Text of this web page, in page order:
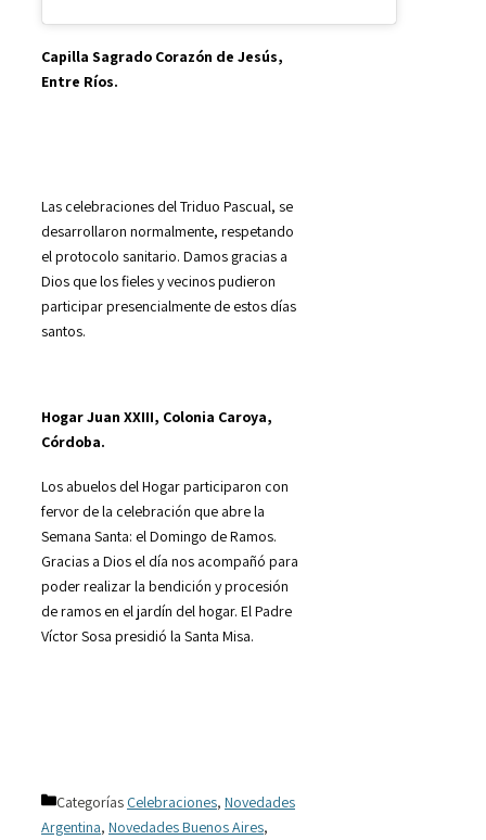
Capilla Sagrado Corazón de Jesús,
Entre Ríos.
Las celebraciones del Triduo Pascual, se
desarrollaron normalmente, respetando
el protocolo sanitario. Damos gracias a
Dios que los fieles y vecinos pudieron
participar presencialmente de estos días
santos.
Hogar Juan XXIII, Colonia Caroya,
Córdoba.
Los abuelos del Hogar participaron con
fervor de la celebración que abre la
Semana Santa: el Domingo de Ramos.
Gracias a Dios el día nos acompañó para
poder realizar la bendición y procesión
de ramos en el jardín del hogar. El Padre
Víctor Sosa presidió la Santa Misa.
Categorías Celebraciones, Novedades
Argentina, Novedades Buenos Aires,